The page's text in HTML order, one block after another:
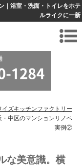
｜浴室・洗面・トイレをホテ
ルライクに一新
ズキッチンファクトリー
中区のマンションリノベ
実例②
な美意識。横